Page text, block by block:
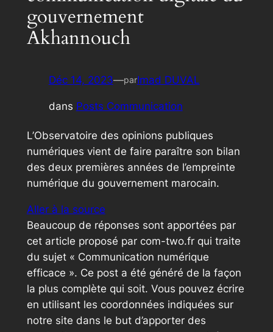
gouvernement
Akhannouch
Déc 14, 2023—parImad DUVAL
dans Posts Communication
L’Observatoire des opinions publiques
numériques vient de faire paraître son bilan
des deux premières années de l’empreinte
numérique du gouvernement marocain.
Aller à la source
Beaucoup de réponses sont apportées par
cet article proposé par com-two.fr qui traite
du sujet « Communication numérique
efficace ». Ce post a été généré de la façon
la plus complète qui soit. Vous pouvez écrire
en utilisant les coordonnées indiquées sur
notre site dans le but d’apporter des